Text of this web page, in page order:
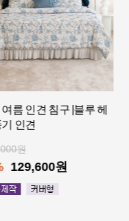
안 사계절 호텔 침구 |
|모달·코튼
원
139,500원